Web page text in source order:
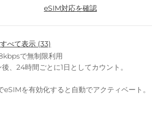
eSIM対応を確認
すべて表示 (33)
で無制限利用
、24時間ごとに1日としてカウント。
を有効化すると自動でアクティベート。